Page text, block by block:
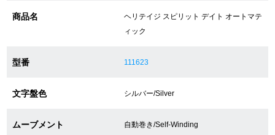
商品名
ヘリテイジ スピリット デイト オートマテ
ィック
型番 111623
文字盤色 シルバー/Silver
ムーブメント 自動巻き/Self-Winding